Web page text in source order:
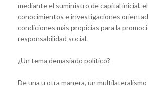
mediante el suministro de capital inicial,
conocimientos e investigaciones
condiciones más propicias para la
responsabilidad social.
¿Un tema demasiado político?
De una u otra manera, un